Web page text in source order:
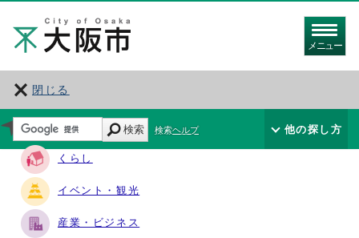
メニュー
閉じる
サイト・ナビ
くらし
イベント・観光
産業・ビジネス
検索 検索ヘルプ 他の探し方